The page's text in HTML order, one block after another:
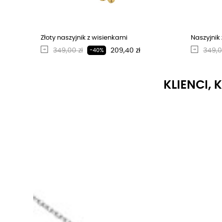
Złoty naszyjnik z wisienkami
Regularna cena
349,00 zł -40% Cena
209,40 zł
Naszyjnik
KLIENCI,